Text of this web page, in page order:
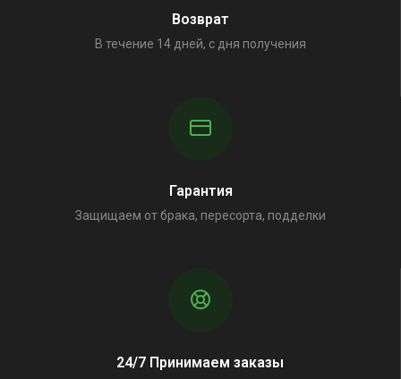
Возврат
В течение 14 дней, с дня получения
Гарантия
Защищаем от брака, пересорта, подделки
24/7 Принимаем заказы